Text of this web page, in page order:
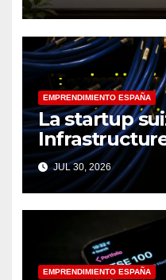
EMPRENDIMIENTO ESPAÑA
La startup
lanza con 16
euros para
de botella
JUL 30, 2026
EMPRENDIMIENTO ESPAÑA